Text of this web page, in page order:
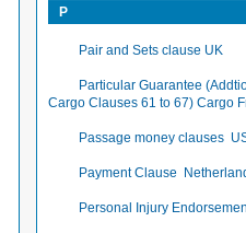
P
Pair and Sets clause UK
Particular Guarantee
Cargo Clauses 61 to 67) Cargo
Passage money clauses
Payment Clause
Personal Injury